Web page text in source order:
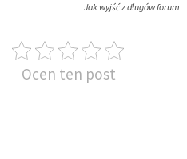
Jak wyjść z długów forum
Ocen ten post